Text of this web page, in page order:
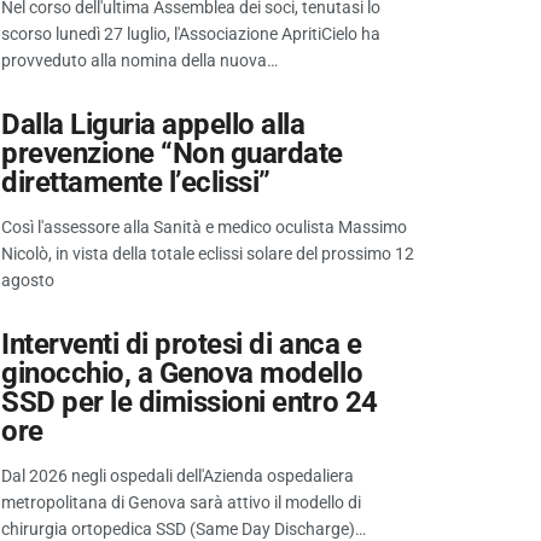
Nel corso dell'ultima Assemblea dei soci, tenutasi lo
scorso lunedì 27 luglio, l'Associazione ApritiCielo ha
provveduto alla nomina della nuova…
Dalla Liguria appello alla
prevenzione “Non guardate
direttamente l’eclissi”
Così l'assessore alla Sanità e medico oculista Massimo
Nicolò, in vista della totale eclissi solare del prossimo 12
agosto
Interventi di protesi di anca e
ginocchio, a Genova modello
SSD per le dimissioni entro 24
ore
Dal 2026 negli ospedali dell'Azienda ospedaliera
metropolitana di Genova sarà attivo il modello di
chirurgia ortopedica SSD (Same Day Discharge)…